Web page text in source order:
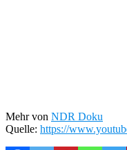
Mehr von NDR Doku
Quelle: https://